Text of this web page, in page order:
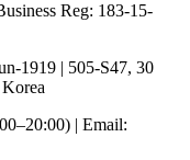
Reg: 183-15-
1919 | 505-S47, 30
| Email: